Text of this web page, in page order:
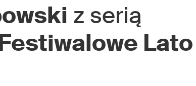
z serią
Lato